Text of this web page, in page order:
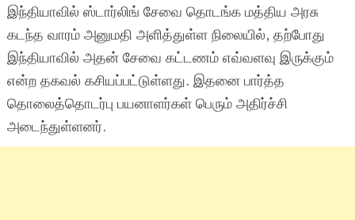
இந்தியாவில் ஸ்டார்லிங் சேவை தொடங்க மத்திய அரசு
கடந்த வாரம் அனுமதி அளித்துள்ள நிலையில், தற்போது
இந்தியாவில் அதன் சேவை கட்டணம் எவ்வளவு இருக்கும்
என்ற தகவல் கசியப்பட்டுள்ளது. இதனை பார்த்த
தொலைத்தொடர்பு பயனாளர்கள் பெரும் அதிர்ச்சி
அடைந்துள்ளனர்.